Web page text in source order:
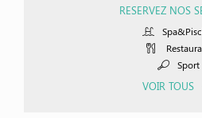
RESERVEZ NOS
Sport
VOIR TOUS